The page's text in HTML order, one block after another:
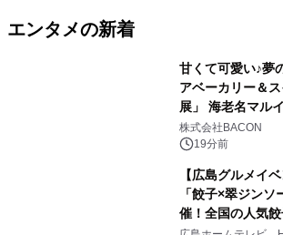
エンタメの新着
甘くて可愛い♪夢
アベーカリー＆
展」 海老名マル
催！
株式会社BACON
19分前
【広島グルメイ
「餃子×翠ジンソ
催！全国の人気